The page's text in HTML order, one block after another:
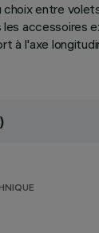
choix entre
les accessoires
à l'axe